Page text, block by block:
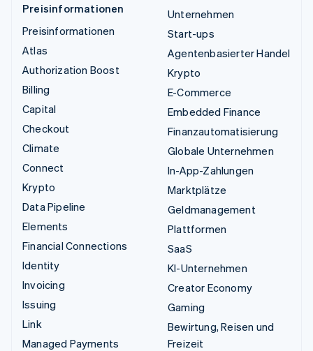
Preisinformationen
Preisinformationen
Atlas
Authorization Boost
Billing
Capital
Checkout
Climate
Connect
Krypto
Data Pipeline
Elements
Financial Connections
Identity
Invoicing
Issuing
Link
Managed Payments
Unternehmen
Start-ups
Agentenbasierter Handel
Krypto
E-Commerce
Embedded Finance
Finanzautomatisierung
Globale Unternehmen
In-App-Zahlungen
Marktplätze
Geldmanagement
Plattformen
SaaS
KI-Unternehmen
Creator Economy
Gaming
Bewirtung, Reisen und
Freizeit